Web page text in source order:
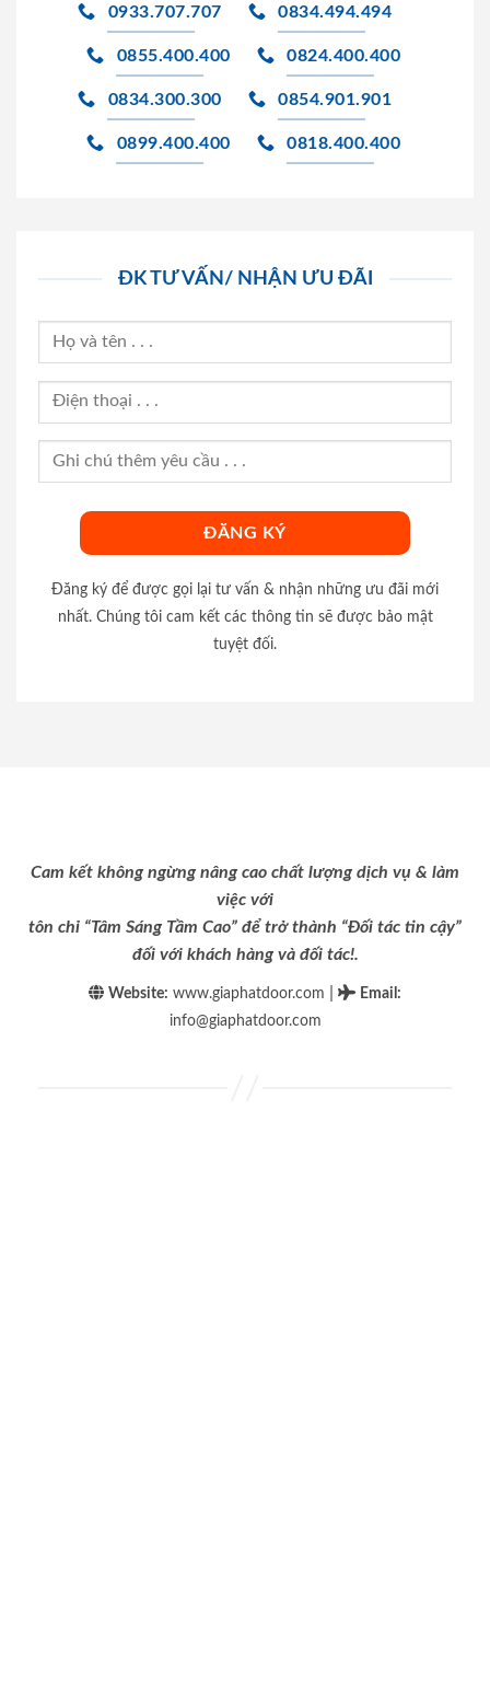
0933.707.707 0834.494.494
0855.400.400 0824.400.400
0834.300.300 0854.901.901
0899.400.400 0818.400.400
ĐK TƯ VẤN/ NHẬN ƯU ĐÃI
Đăng ký để được gọi lại tư vấn & nhận những ưu đãi mới
nhất. Chúng tôi cam kết các thông tin sẽ được bảo mật
tuyệt đối.
Cam kết không ngừng nâng cao chất lượng dịch vụ & làm
việc với
tôn chỉ “Tâm Sáng Tầm Cao” để trở thành “Đối tác tin cậy”
đối với khách hàng và đối tác!.
Website: www.giaphatdoor.com Email :
info@giaphatdoor.com